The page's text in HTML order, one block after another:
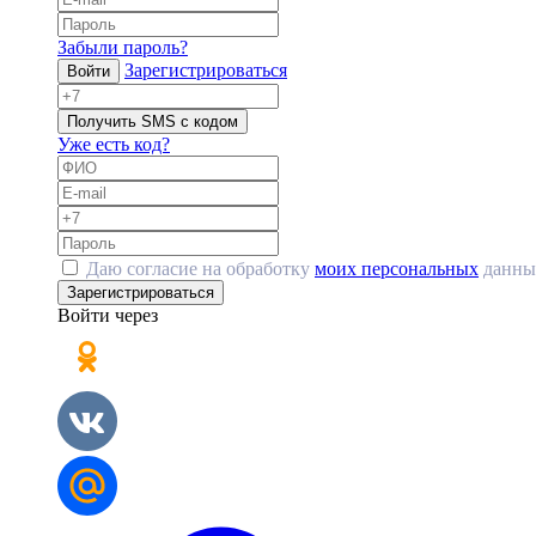
Забыли пароль?
Войти Зарегистрироваться
Получить SMS с кодом
Уже есть код?
Даю согласие на обработку моих персональных
Зарегистрироваться
Войти через